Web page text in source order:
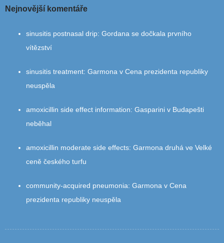
Nejnovější komentáře
sinusitis postnasal drip: Gordana se dočkala prvního
vítězství
sinusitis treatment: Garmona v Cena prezidenta republiky
neuspěla
amoxicillin side effect information: Gasparini v Budapešti
neběhal
amoxicillin moderate side effects: Garmona druhá ve Velké
ceně českého turfu
community‑acquired pneumonia: Garmona v Cena
prezidenta republiky neuspěla